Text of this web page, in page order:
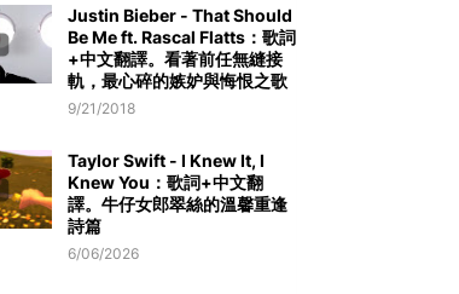
Justin Bieber - That Should
Be Me ft. Rascal Flatts：歌詞
+中文翻譯。看著前任無縫接
軌，最心碎的嫉妒與悔恨之歌
9/21/2018
Taylor Swift - I Knew It, I
Knew You：歌詞+中文翻
譯。牛仔女郎翠絲的溫馨重逢
詩篇
6/06/2026